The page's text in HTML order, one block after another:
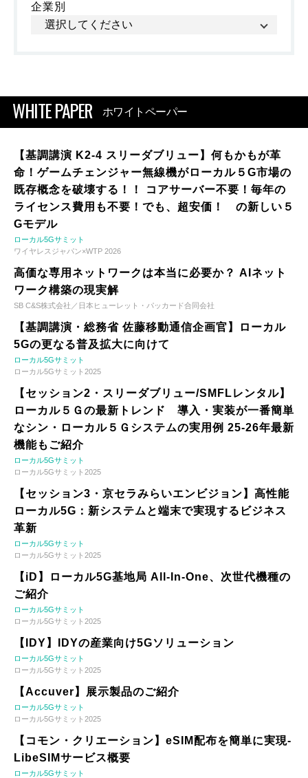
企業別
WHITE PAPER ホワイトペーパー
【基調講演 K2-4 スリーダブリュー】何もかもが革
命！ゲームチェンジャー無線機がローカル５G市場の
既存概念を破壊する！！ コアサーバー不要！毎年の
ライセンス費用も不要！でも、超安価！ の新しい５
Gモデル
ローカル5Gサミット
ワイヤレスジャパン×WTP 2026
高価な専用ネットワークは本当に必要か？ AIネット
ワーク構築の現実解
SB C&S株式会社／日本ヒューレット・パッカード合同会社
【基調講演・総務省 佐藤移動通信企画官】ローカル
5Gの更なる普及拡大に向けて
ローカル5Gサミット
ローカル5Gサミット2025
【セッション2・スリーダブリュー/SMFLレンタル】
ローカル５Ｇの最新トレンド 導入・実装が一番簡単
なシン・ローカル５Ｇシステムの実用例 25-26年最新
機能もご紹介
ローカル5Gサミット
ローカル5Gサミット2025
【セッション3・京セラみらいエンビジョン】高性能
ローカル5G：新システムと端末で実現するビジネス
革新
ローカル5Gサミット
ローカル5Gサミット2025
【iD】ローカル5G基地局 All-In-One、次世代機種の
ご紹介
ローカル5Gサミット
ローカル5Gサミット2025
【IDY】IDYの産業向け5Gソリューション
ローカル5Gサミット
ローカル5Gサミット2025
【Accuver】展示製品のご紹介
ローカル5Gサミット
ローカル5Gサミット2025
【コモン・クリエーション】eSIM配布を簡単に実現-
LibeSIMサービス概要
ローカル5Gサミット